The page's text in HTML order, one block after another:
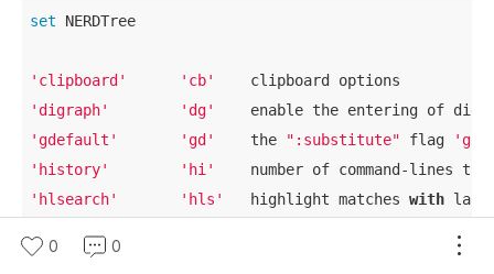
set NERDTree
'clipboard' 'cb'
'digraph'
'dg'
enable the entering of
'gdefault'
'gd'
    the
":substitute" flag 'g'
'history'
'hi'
'hlsearch'
'hls'
   highlight matches
with
'iskeyword'
0 0